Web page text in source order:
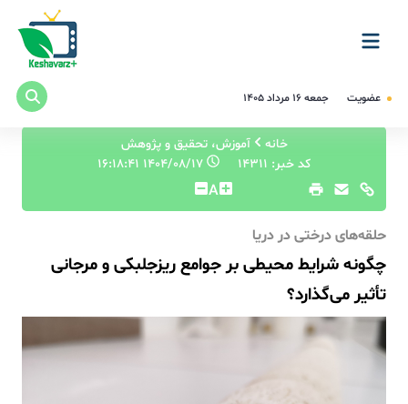
عضویت جمعه ۱۶ مرداد ۱۴۰۵
خانه
آموزش، تحقیق و پژوهش
کد خبر: 14311
۱۴۰۴/۰۸/۱۷ ۱۶:۱۸:۴۱
A
حلقه‌های درختی در دریا
چگونه شرایط محیطی بر جوامع ریزجلبکی و مرجانی
تأثیر می‌گذارد؟